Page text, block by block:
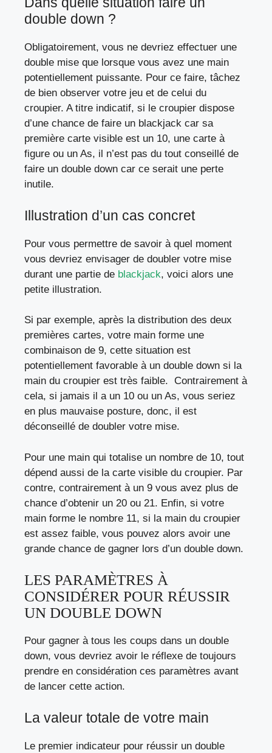
double down ?
Obligatoirement, vous ne devriez effectuer une
double mise que lorsque vous avez une main
potentiellement puissante. Pour ce faire, tâchez
de bien observer votre jeu et de celui du
croupier. A titre indicatif, si le croupier dispose
d’une chance de faire un blackjack car sa
première carte visible est un 10, une carte à
figure ou un As, il n’est pas du tout conseillé de
faire un double down car ce serait une perte
inutile.
Illustration d’un cas concret
Pour vous permettre de savoir à quel moment
vous devriez envisager de doubler votre mise
durant une partie de blackjack, voici alors une
petite illustration.
Si par exemple, après la distribution des deux
premières cartes, votre main forme une
combinaison de 9, cette situation est
potentiellement favorable à un double down si la
main du croupier est très faible. Contrairement à
cela, si jamais il a un 10 ou un As, vous seriez
en plus mauvaise posture, donc, il est
déconseillé de doubler votre mise.
Pour une main qui totalise un nombre de 10, tout
dépend aussi de la carte visible du croupier. Par
contre, contrairement à un 9 vous avez plus de
chance d’obtenir un 20 ou 21. Enfin, si votre
main forme le nombre 11, si la main du croupier
est assez faible, vous pouvez alors avoir une
grande chance de gagner lors d’un double down.
LES PARAMÈTRES À
CONSIDÉRER POUR RÉUSSIR
UN DOUBLE DOWN
Pour gagner à tous les coups dans un double
down, vous devriez avoir le réflexe de toujours
prendre en considération ces paramètres avant
de lancer cette action.
La valeur totale de votre main
Le premier indicateur pour réussir un double